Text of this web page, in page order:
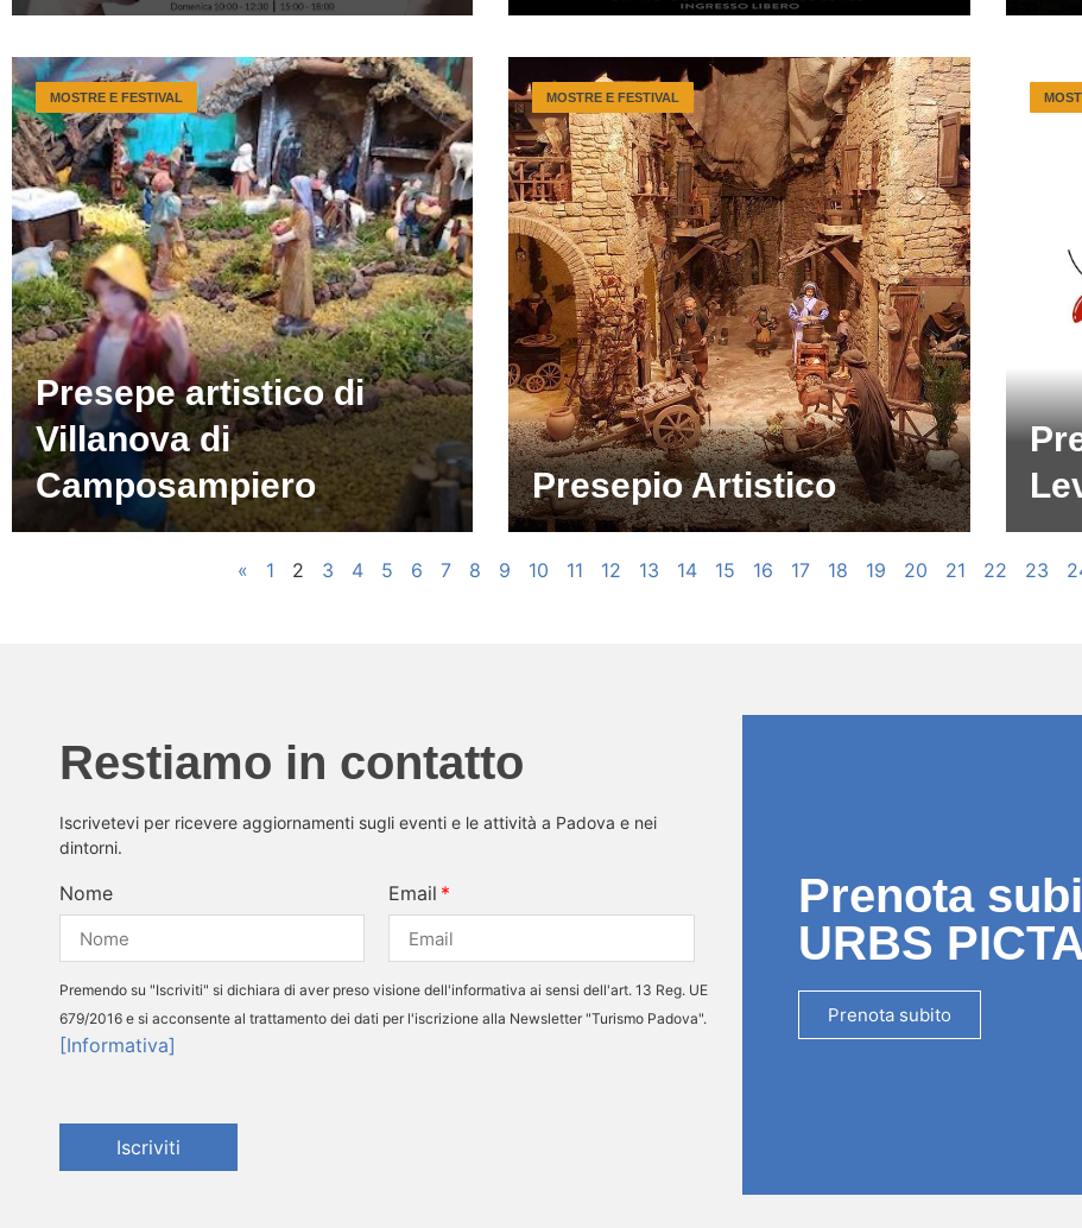
Presepe artistico di
Villanova di
Camposampiero
MOSTRE E FESTIVAL
Presepio Artistico
MOSTRE E FESTIVAL
« 1 2 3 4 5 6 7 8 9 10 11 12 13 14 15 16 17 18 19 20 21 22 23
Restiamo in contatto
Iscrivetevi per ricevere aggiornamenti sugli eventi e le attività a Padova e nei
dintorni.
Nome Email
Premendo su "Iscriviti" si dichiara di aver preso visione dell'informativa ai sensi dell'art. 13 Reg. UE
679/2016 e si acconsente al trattamento dei dati per l'iscrizione alla Newsletter "Turismo Padova".
[Informativa]
Iscriviti
Prenota
URBS
Prenota subito